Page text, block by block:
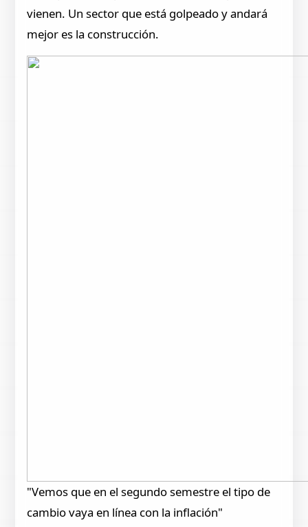
vienen. Un sector que está golpeado y andará
mejor es la construcción.
"Vemos que en el segundo semestre el tipo de
cambio vaya en línea con la inflación"